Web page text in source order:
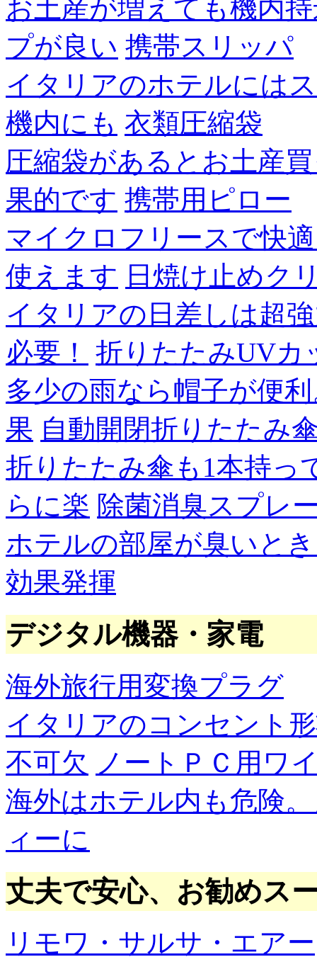
お土産が増えても機内
プが良い 携帯スリッパ
イタリアのホテルには
機内にも 衣類圧縮袋
圧縮袋があるとお土産
果的です 携帯用ピロー
マイクロフリースで快
使えます 日焼け止めク
イタリアの日差しは超
必要！
折りたたみUVカ
多少の雨なら帽子が便
果 自動開閉折りたたみ
折りたたみ傘も1本持っ
らに楽 除菌消臭スプレ
ホテルの部屋が臭いと
効果発揮
デジタル機器・家電
海外旅行用変換プラグ
イタリアのコンセント
不可欠 ノートＰＣ用ワ
海外はホテル内も危険
ィーに
丈夫で安心、お勧めス
リモワ・サルサ・エアー